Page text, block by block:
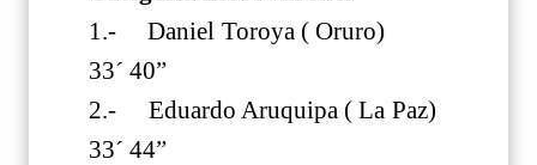
1.- Daniel Toroya ( Oruro)
33´ 40”
2.- Eduardo Aruquipa ( La Paz)
33´ 44”